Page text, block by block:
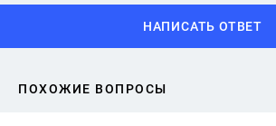
НАПИСАТЬ ОТВЕТ
ПОХОЖИЕ ВОПРОСЫ